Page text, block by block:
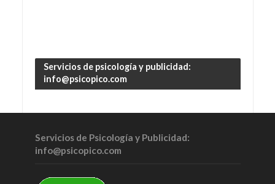
Servicios de psicología y publicidad:
info@psicopico.com
Servicios de Psicología y Publicidad:
info@psicopico.com